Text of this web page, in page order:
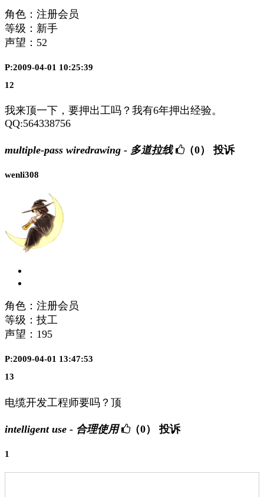
角色：注册会员
等级：新手
声望： 52
P:2009-04-01 10:25:39
12
我来顶一下，要押出工吗？我有6年押出经验。
QQ:564338756
multiple-pass wiredrawing - 多道拉线 （0） 投诉
wenli308
角色：注册会员
等级：技工
声望： 195
P:2009-04-01 13:47:53
13
电缆开发工程师要吗？顶
intelligent use - 合理使用 （0） 投诉
1